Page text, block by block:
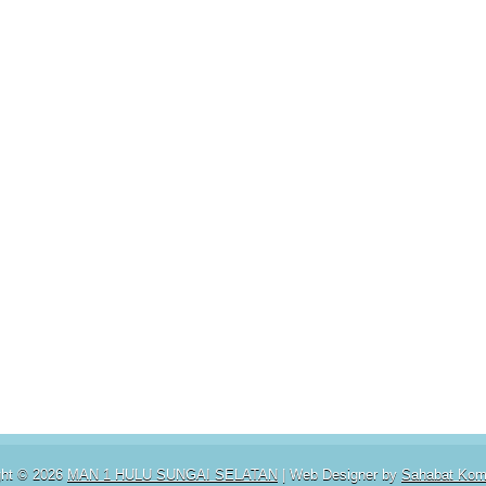
© 2026 MAN 1 HULU SUNGAI SELATAN | Web Designer by Sahabat